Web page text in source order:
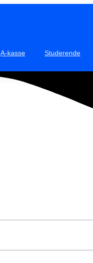
A-kasse Studerende